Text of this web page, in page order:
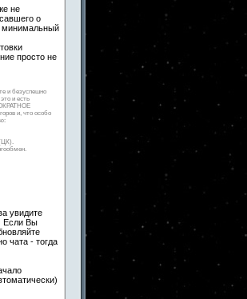
не
о
минимальный
просто не
и безуспешно
и есть
и, что особо
(ЦК).
увидите
Если Вы
чата - тогда